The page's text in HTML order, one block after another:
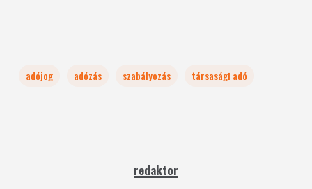
adójog adózás szabályozás társasági adó
redaktor